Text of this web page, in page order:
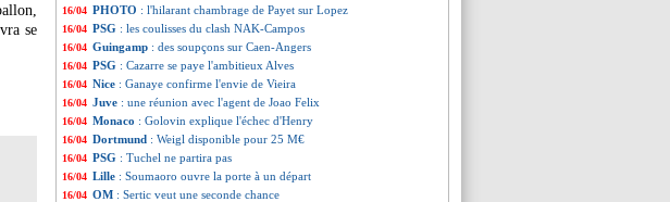
se
16/04 PHOTO : l'hilarant chambrage de Payet sur Lopez
16/04 PSG : les coulisses du clash NAK-Campos
16/04 Guingamp : des soupçons sur Caen-Angers
16/04 PSG : Cazarre se paye l'ambitieux Alves
16/04 Nice : Ganaye confirme l'envie de Vieira
16/04 Juve : une réunion avec l'agent de Joao Felix
16/04 Monaco : Golovin explique l'échec d'Henry
16/04 Dortmund : Weigl disponible pour 25 M€
16/04 PSG : Tuchel ne partira pas
16/04 Lille : Soumaoro ouvre la porte à un départ
16/04 OM : Sertic veut une seconde chance